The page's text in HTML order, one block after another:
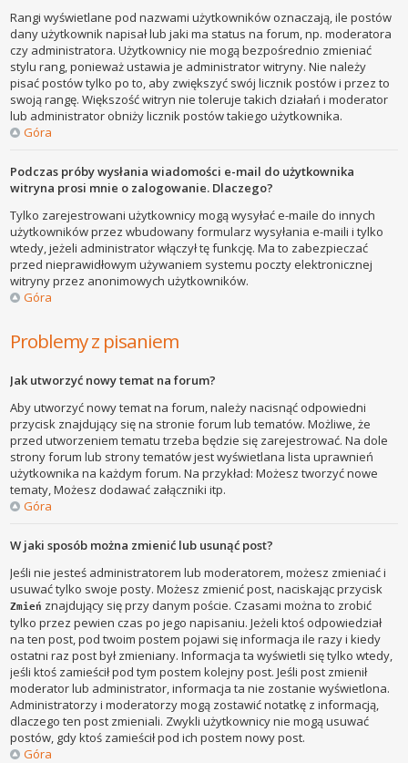
Rangi wyświetlane pod nazwami użytkowników oznaczają, ile postów
dany użytkownik napisał lub jaki ma status na forum, np. moderatora
czy administratora. Użytkownicy nie mogą bezpośrednio zmieniać
stylu rang, ponieważ ustawia je administrator witryny. Nie należy
pisać postów tylko po to, aby zwiększyć swój licznik postów i przez to
swoją rangę. Większość witryn nie toleruje takich działań i moderator
lub administrator obniży licznik postów takiego użytkownika.
Góra
Podczas próby wysłania wiadomości e-mail do użytkownika
witryna prosi mnie o zalogowanie. Dlaczego?
Tylko zarejestrowani użytkownicy mogą wysyłać e-maile do innych
użytkowników przez wbudowany formularz wysyłania e-maili i tylko
wtedy, jeżeli administrator włączył tę funkcję. Ma to zabezpieczać
przed nieprawidłowym używaniem systemu poczty elektronicznej
witryny przez anonimowych użytkowników.
Góra
Problemy z pisaniem
Jak utworzyć nowy temat na forum?
Aby utworzyć nowy temat na forum, należy nacisnąć odpowiedni
przycisk znajdujący się na stronie forum lub tematów. Możliwe, że
przed utworzeniem tematu trzeba będzie się zarejestrować. Na dole
strony forum lub strony tematów jest wyświetlana lista uprawnień
użytkownika na każdym forum. Na przykład: Możesz tworzyć nowe
tematy, Możesz dodawać załączniki itp.
Góra
W jaki sposób można zmienić lub usunąć post?
Jeśli nie jesteś administratorem lub moderatorem, możesz zmieniać i
usuwać tylko swoje posty. Możesz zmienić post, naciskając przycisk
Zmień znajdujący się przy danym poście. Czasami można to zrobić
tylko przez pewien czas po jego napisaniu. Jeżeli ktoś odpowiedział
na ten post, pod twoim postem pojawi się informacja ile razy i kiedy
ostatni raz post był zmieniany. Informacja ta wyświetli się tylko wtedy,
jeśli ktoś zamieścił pod tym postem kolejny post. Jeśli post zmienił
moderator lub administrator, informacja ta nie zostanie wyświetlona.
Administratorzy i moderatorzy mogą zostawić notatkę z informacją,
dlaczego ten post zmieniali. Zwykli użytkownicy nie mogą usuwać
postów, gdy ktoś zamieścił pod ich postem nowy post.
Góra